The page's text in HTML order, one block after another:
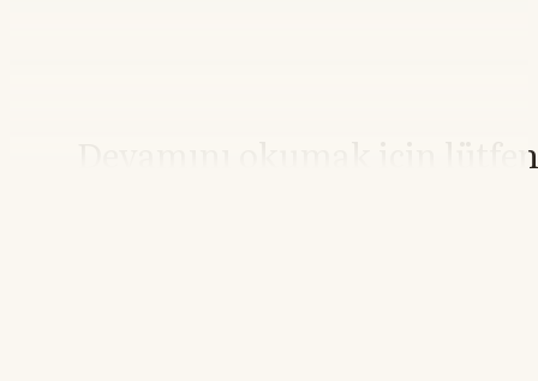
Devamını okumak için lütfen